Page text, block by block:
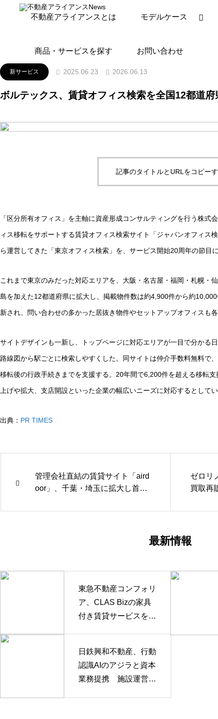
不動産アライアンスとは モデルケース
商品・サービスを探す お問い合わせ
ニュースリリース 新サービス ボルテックス、賃貸オ
新サービス 2025.06.23 2026.06.13
ボルテックス、賃貸オフィス検索を全国12都道
記事のタイトルとURLをコピー
「区分所有オフィス」を主軸に資産形成コンサルティングを行う株式
ィス移転をサポートする賃貸オフィス検索サイト「ジャパンオフィス
ら運営してきた「東京オフィス検索」を、サービス開始20周年の節目
これまで東京のみだった対応エリアを、大阪・名古屋・福岡・札幌・
島を加えた12都道府県に拡大し、掲載物件数は約4,900件から約
新され、問い合わせの多かった居抜き物件やセットアップオフィスも
サイトデザインも一新し、トップページに対応エリアが一目で分かる
路線図から駅ごとに検索しやすくした。同サイトは仲介手数料無料で
移転後の行政手続きまでを支援する。20年間で6,200件を超える移転
上げや拡大、支店開設といった企業の幅広いニーズに対応するとして
出典： PR TIMES
管理会社直結の賃貸サイト「aird
oor」、千葉・埼玉に拡大し首都
ゼロリ
買取再
最新情報
東急不動産コンフォリ
ア、CLAS Bizの家具
付き賃貸サービスを採
日鉄興和不動産、行動
認識AIのアジラと資本
業務提携 施設運営D